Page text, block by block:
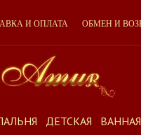
И ОПЛАТА ОБМЕН И
ДЕТСКАЯ ВАННАЯ